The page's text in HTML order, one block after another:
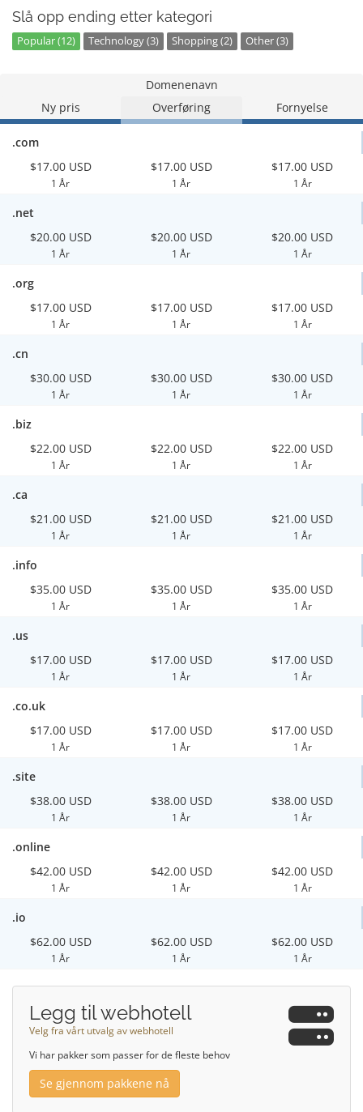
Slå opp ending etter kategori
Popular (12) Technology (3) Shopping (2) Other (3)
Domenenavn
Ny pris
Overføring Fornyelse
.com
$17.00 USD
1 År
$17.00 USD
1 År
$17.00 USD
1 År
.net
$20.00 USD
1 År
$20.00 USD
1 År
$20.00 USD
1 År
.org
$17.00 USD
1 År
$17.00 USD
1 År
$17.00 USD
1 År
.cn
$30.00 USD
1 År
$30.00 USD
1 År
$30.00 USD
1 År
.biz
$22.00 USD
1 År
$22.00 USD
1 År
$22.00 USD
1 År
.ca
$21.00 USD
1 År
$21.00 USD
1 År
$21.00 USD
1 År
.info
$35.00 USD
1 År
$35.00 USD
1 År
$35.00 USD
1 År
.us
$17.00 USD
1 År
$17.00 USD
1 År
$17.00 USD
1 År
.co.uk
$17.00 USD
1 År
$17.00 USD
1 År
$17.00 USD
1 År
.site
$38.00 USD
1 År
$38.00 USD
1 År
$38.00 USD
1 År
.online
$42.00 USD
1 År
$42.00 USD
1 År
$42.00 USD
1 År
.io
$62.00 USD
1 År
$62.00 USD
1 År
$62.00 USD
1 År
Legg til webhotell
Velg fra vårt utvalg av webhotell
Vi har pakker som passer for de fleste behov
Se gjennom pakkene nå